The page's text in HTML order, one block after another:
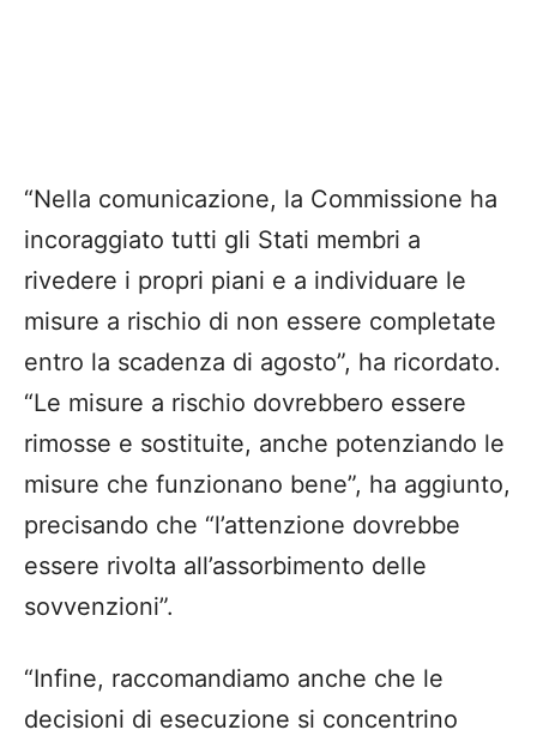
“Nella comunicazione, la Commissione ha
incoraggiato tutti gli Stati membri a
rivedere i propri piani e a individuare le
misure a rischio di non essere completate
entro la scadenza di agosto”, ha ricordato.
“Le misure a rischio dovrebbero essere
rimosse e sostituite, anche potenziando le
misure che funzionano bene”, ha aggiunto,
precisando che “l’attenzione dovrebbe
essere rivolta all’assorbimento delle
sovvenzioni”.
“Infine, raccomandiamo anche che le
decisioni di esecuzione si concentrino